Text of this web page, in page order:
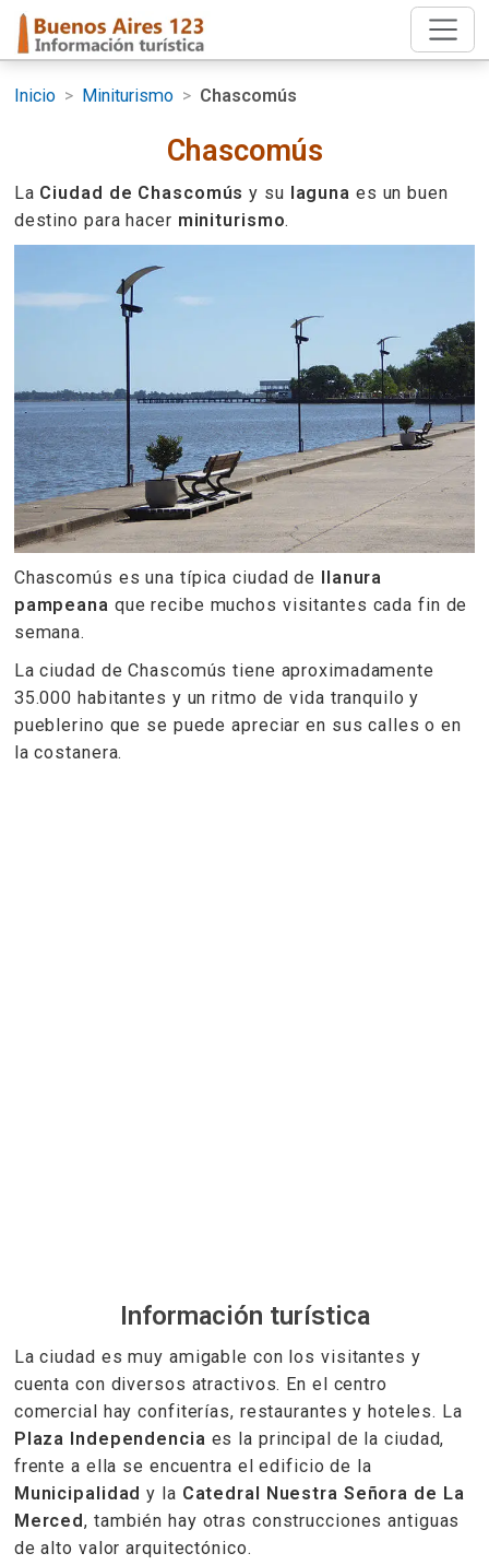
Inicio > Miniturismo > Chascomús
Chascomús
La Ciudad de Chascomús y su laguna es un buen
destino para hacer miniturismo.
Chascomús es una típica ciudad de
llanura
pampeana que recibe muchos visitantes cada fin de
semana.
La ciudad de Chascomús tiene aproximadamente
35.000 habitantes y un ritmo de vida tranquilo y
pueblerino que se puede apreciar en sus calles o en
la costanera.
Información turística
La ciudad es muy amigable con los visitantes y
cuenta con diversos atractivos. En el centro
comercial hay confiterías, restaurantes y hoteles. La
Plaza Independencia es la principal de la ciudad,
frente a ella se encuentra el edificio de la
Municipalidad y la Catedral Nuestra Señora de La
Merced, también hay otras construcciones antiguas
de alto valor arquitectónico.